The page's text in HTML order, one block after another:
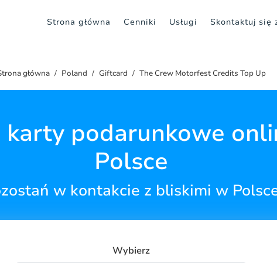
Strona główna Cenniki Usługi Skontaktuj się
główna Poland Giftcard The Crew Motorfest Credits Top Up
karty podarunkowe
Polsce
w kontakcie z bliskimi w
Wybierz